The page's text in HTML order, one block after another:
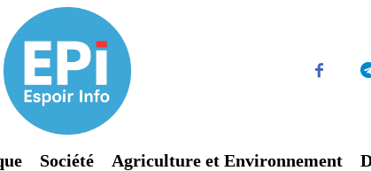
Société Agriculture et Environnement